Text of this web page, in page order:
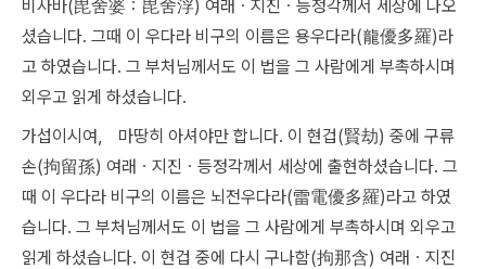
비사바(毘舍婆：毘舍浮) 여래ㆍ지진ㆍ등정각께서 세상에 나오
셨습니다. 그때 이 우다라 비구의 이름은 용우다라(龍優多羅)라
고 하였습니다. 그 부처님께서도 이 법을 그 사람에게 부촉하시며
외우고 읽게 하셨습니다.
가섭이시여， 마땅히 아셔야만 합니다. 이 현겁(賢劫) 중에 구류
손(拘留孫) 여래ㆍ지진ㆍ등정각께서 세상에 출현하셨습니다. 그
때 이 우다라 비구의 이름은 뇌전우다라(雷電優多羅)라고 하였
습니다. 그 부처님께서도 이 법을 그 사람에게 부촉하시며 외우고
읽게 하셨습니다. 이 현겁 중에 다시 구나함(拘那含) 여래ㆍ지진